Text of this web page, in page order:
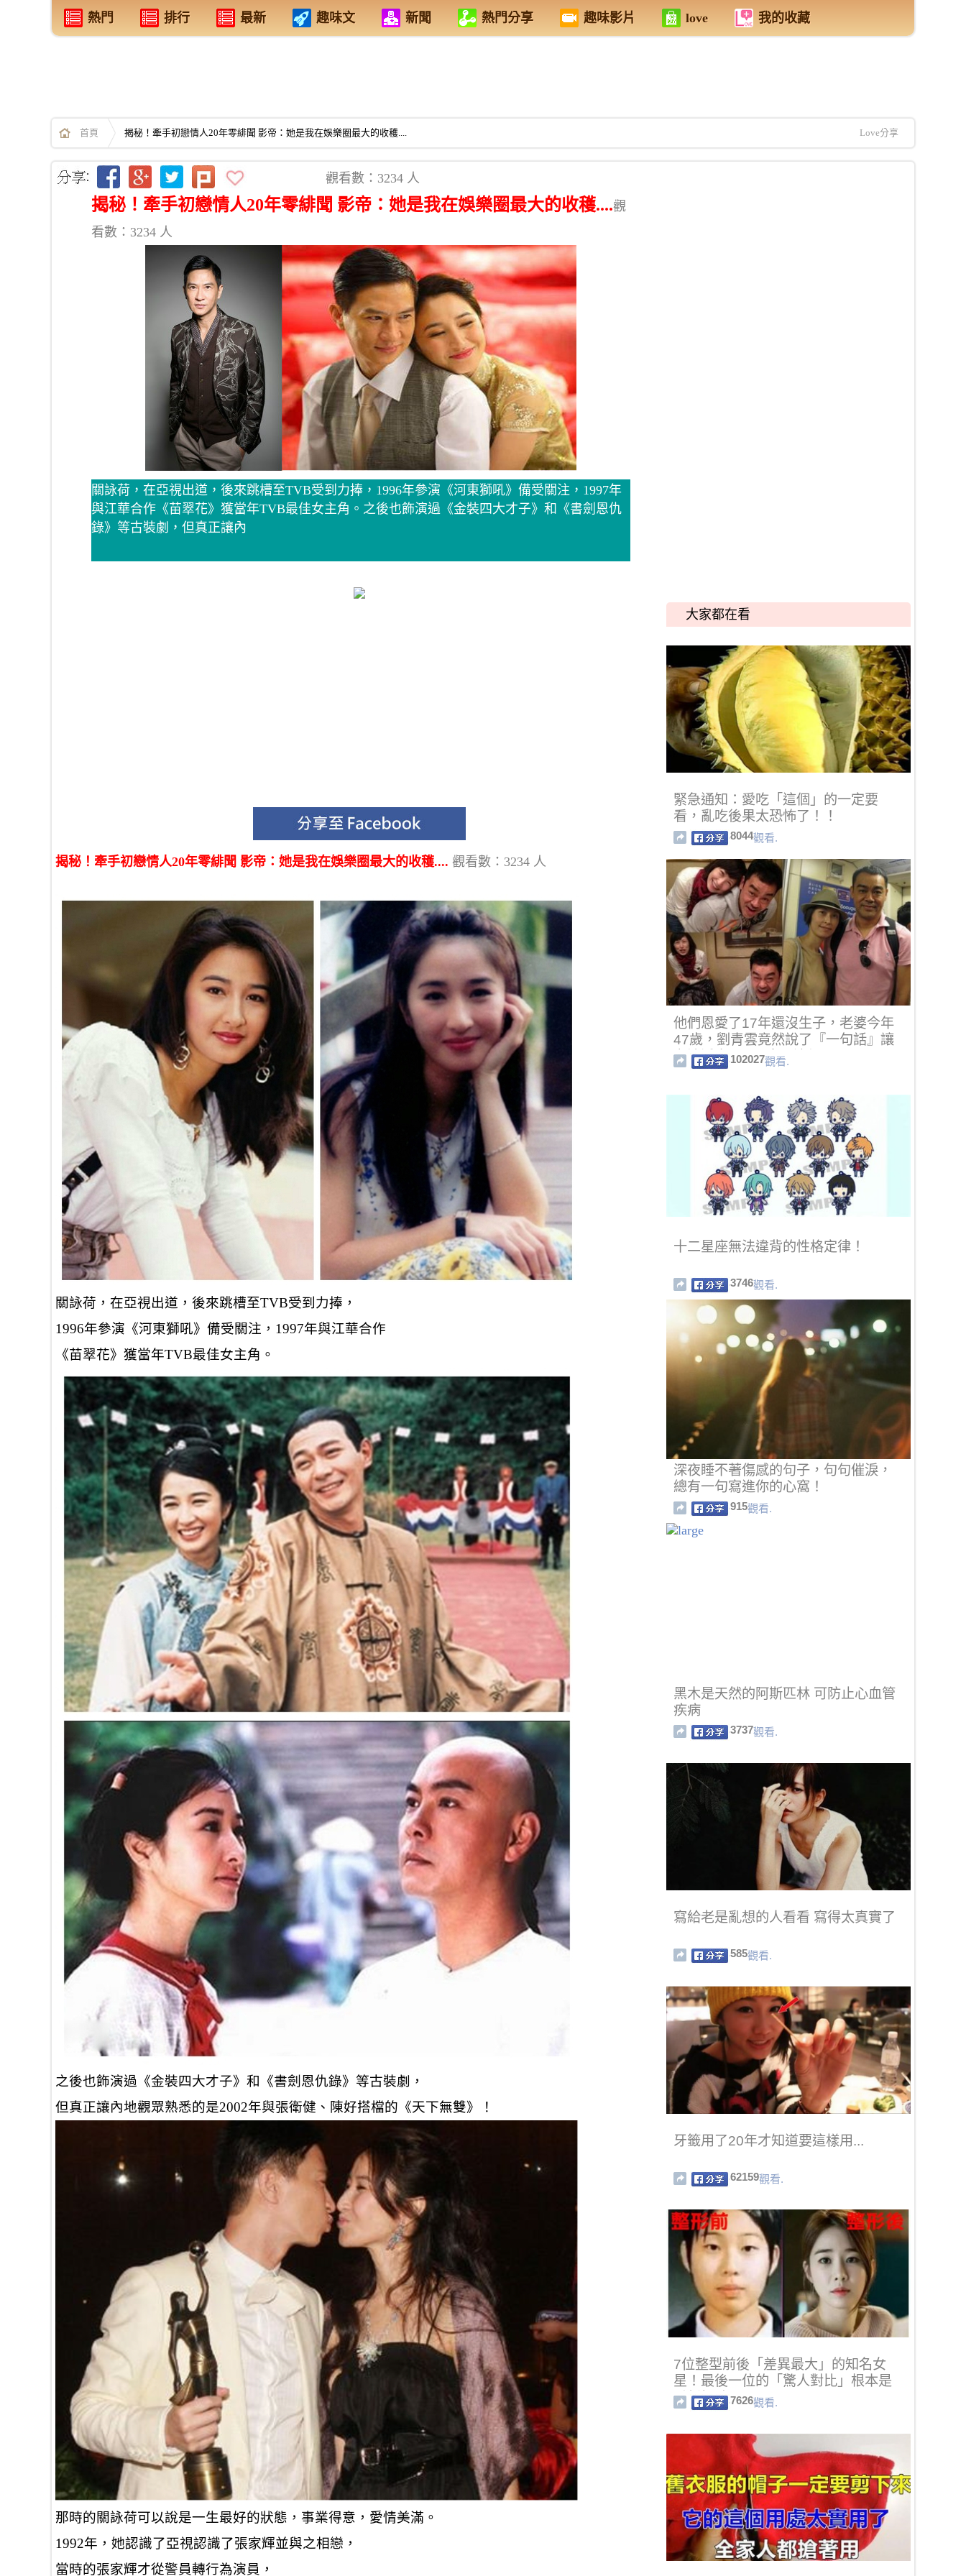
熱門 排行 最新 趣味文 新聞 熱門分享 趣味影片 love 我的收藏
首頁 揭秘！牽手初戀情人20年零緋聞 影帝：她是我在娛樂圈最大的收穫.... Love分享
觀看數：3234 人
揭秘！牽手初戀情人20年零緋聞 影帝：她是我在娛樂圈最大的收穫....觀
看數：3234 人
關詠荷，在亞視出道，後來跳槽至TVB受到力捧，1996年參演《河東獅吼》備受關注，1997年
與江華合作《苗翠花》獲當年TVB最佳女主角。之後也飾演過《金裝四大才子》和《書劍恩仇
錄》等古裝劇，但真正讓內
揭秘！牽手初戀情人20年零緋聞 影帝：她是我在娛樂圈最大的收穫.... 觀看數：3234 人
關詠荷，在亞視出道，後來跳槽至TVB受到力捧，
1996年參演《河東獅吼》備受關注，1997年與江華合作
《苗翠花》獲當年TVB最佳女主角。
之後也飾演過《金裝四大才子》和《書劍恩仇錄》等古裝劇，
但真正讓內地觀眾熟悉的是2002年與張衛健、陳好搭檔的《天下無雙》！
那時的關詠荷可以說是一生最好的狀態，事業得意，愛情美滿。
1992年，她認識了亞視認識了張家輝並與之相戀，
當時的張家輝才從警員轉行為演員，
大家都在看
緊急通知：愛吃「這個」的一定要
看，亂吃後果太恐怖了！！
8044觀看.
他們恩愛了17年還沒生子，老婆今年
47歲，劉青雲竟然說了『一句話』讓
老婆淚崩了...原來是這個原因！
102027觀看.
十二星座無法違背的性格定律！
3746觀看.
深夜睡不著傷感的句子，句句催淚，
總有一句寫進你的心窩！
915觀看.
黑木是天然的阿斯匹林 可防止心血管
疾病
3737觀看.
寫給老是亂想的人看看 寫得太真實了
585觀看.
牙籤用了20年才知道要這樣用...
62159觀看.
7位整型前後「差異最大」的知名女
星！最後一位的「驚人對比」根本是
重新投胎!....
7626觀看.